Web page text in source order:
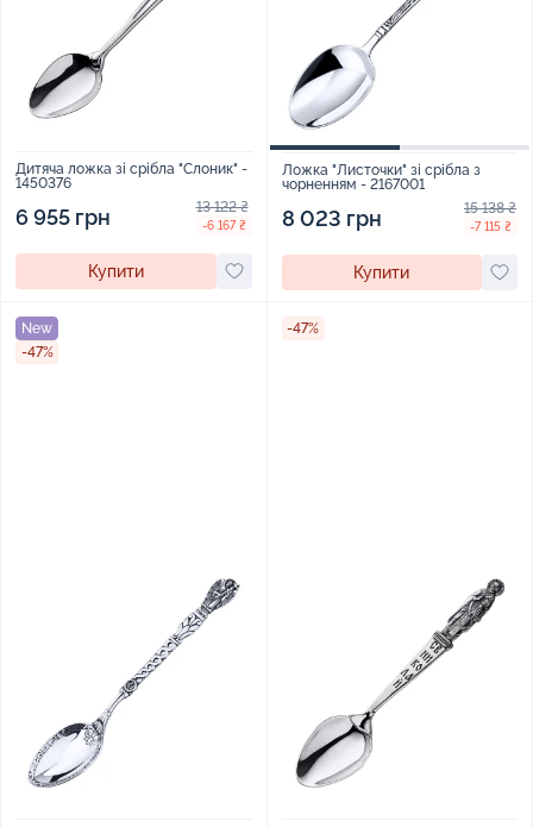
Дитяча ложка зі срібла "Слоник" -
1450376
6 955 грн 13 122 ₴
-6 167 ₴
Купити
Ложка "Листочки" зі срібла з
чорненням - 2167001
8 023 грн 15 138 ₴
-7 115 ₴
Купити
New
-47%
-47%